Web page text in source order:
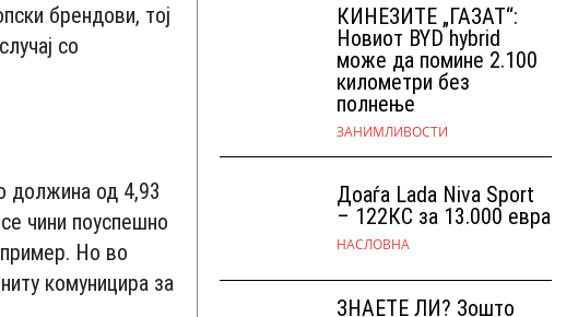
брендови, тој
со
должина од 4,93
чини поуспешно
Но во
комуницира за
КИНЕЗИТЕ „ГАЗАТ“:
Новиот BYD hybrid
може да помине 2.100
километри без
полнење
ЗАНИМЛИВОСТИ
Доаѓа Lada Niva Sport
– 122КС за 13.000 евра
НАСЛОВНА
ЗНАЕТЕ ЛИ? Зошто